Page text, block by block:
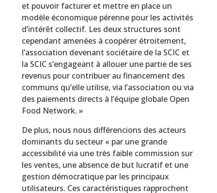
et pouvoir facturer et mettre en place un
modèle économique pérenne pour les activités
d’intérêt collectif. Les deux structures sont
cependant amenées à coopérer étroitement,
l’association devenant sociétaire de la SCIC et
la SCIC s’engageant à allouer une partie de ses
revenus pour contribuer au financement des
communs qu’elle utilise, via l’association ou via
des paiements directs à l’équipe globale Open
Food Network. »
De plus, nous nous différencions des acteurs
dominants du secteur « par une grande
accessibilité via une très faible commission sur
les ventes, une absence de but lucratif et une
gestion démocratique par les principaux
utilisateurs. Ces caractéristiques rapprochent